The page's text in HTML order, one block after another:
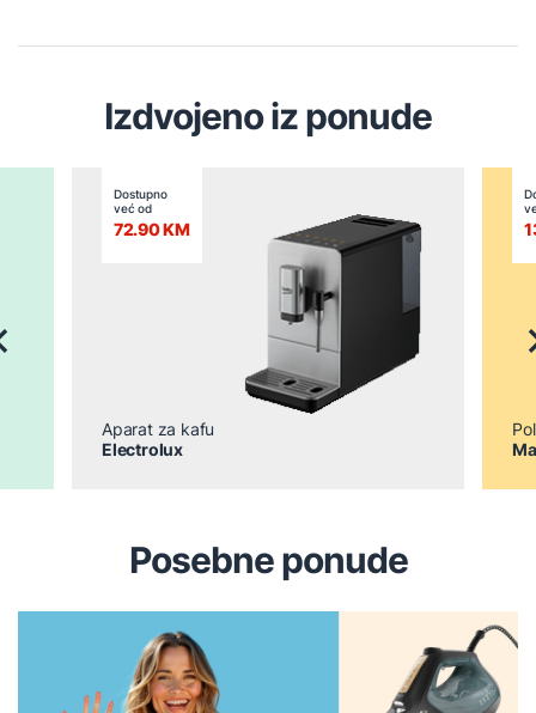
Izdvojeno iz ponude
Dostupno
već od
72.90 KM
Aparat za kafu
Electrolux
Posebne ponude